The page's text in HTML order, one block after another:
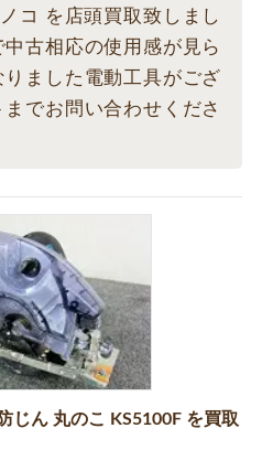
コ を店頭買取致しまし
古相応の使用感が見ら
ました電動工具がござ
でお問い合わせくださ
じん 丸のこ KS5100F を買取